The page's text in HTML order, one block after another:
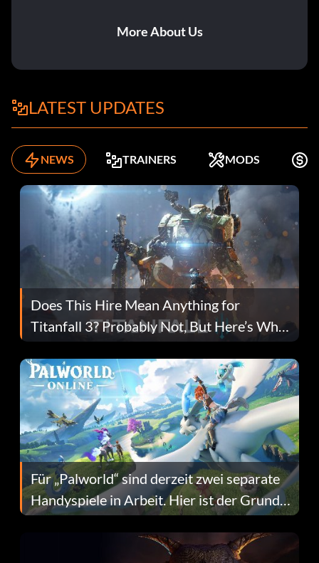
More About Us
LATEST UPDATES
NEWS TRAINERS MODS
Does This Hire Mean Anything for
Titanfall 3? Probably Not, But Here’s Why
Fans Are Hopeful
Für „Palworld“ sind derzeit zwei separate
Handyspiele in Arbeit. Hier ist der Grund
dafür.